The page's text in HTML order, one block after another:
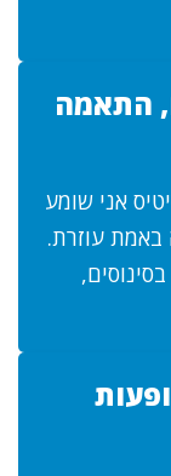
התאמה
אני שומע
באמת עוזרת.